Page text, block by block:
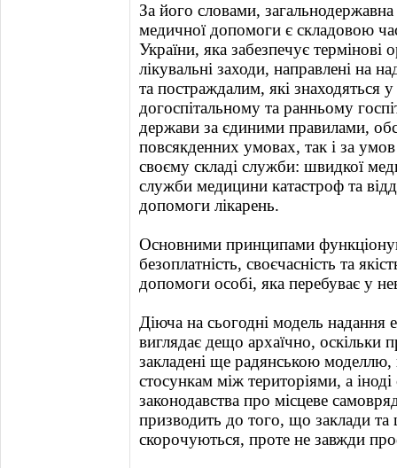
За його словами,
медичної допомоги є складовою
України, яка забезпечує термінові
лікувальні заходи, направлені на
та постраждалим, які знаходяться
догоспітальному та ранньому
держави за єдиними правилами,
повсякденних умовах, так і за
своєму складі служби: швидкої
служби медицини катастроф та
допомоги лікарень.
Основними принципами
безоплатність, своєчасність та
допомоги особі, яка перебуває у
Діюча на сьогодні модель надання
виглядає дещо архаїчно, оскільки
закладені ще радянською моделлю,
стосункам між територіями, а
законодавства про місцеве
призводить до того, що заклади
скорочуються, проте не завжди